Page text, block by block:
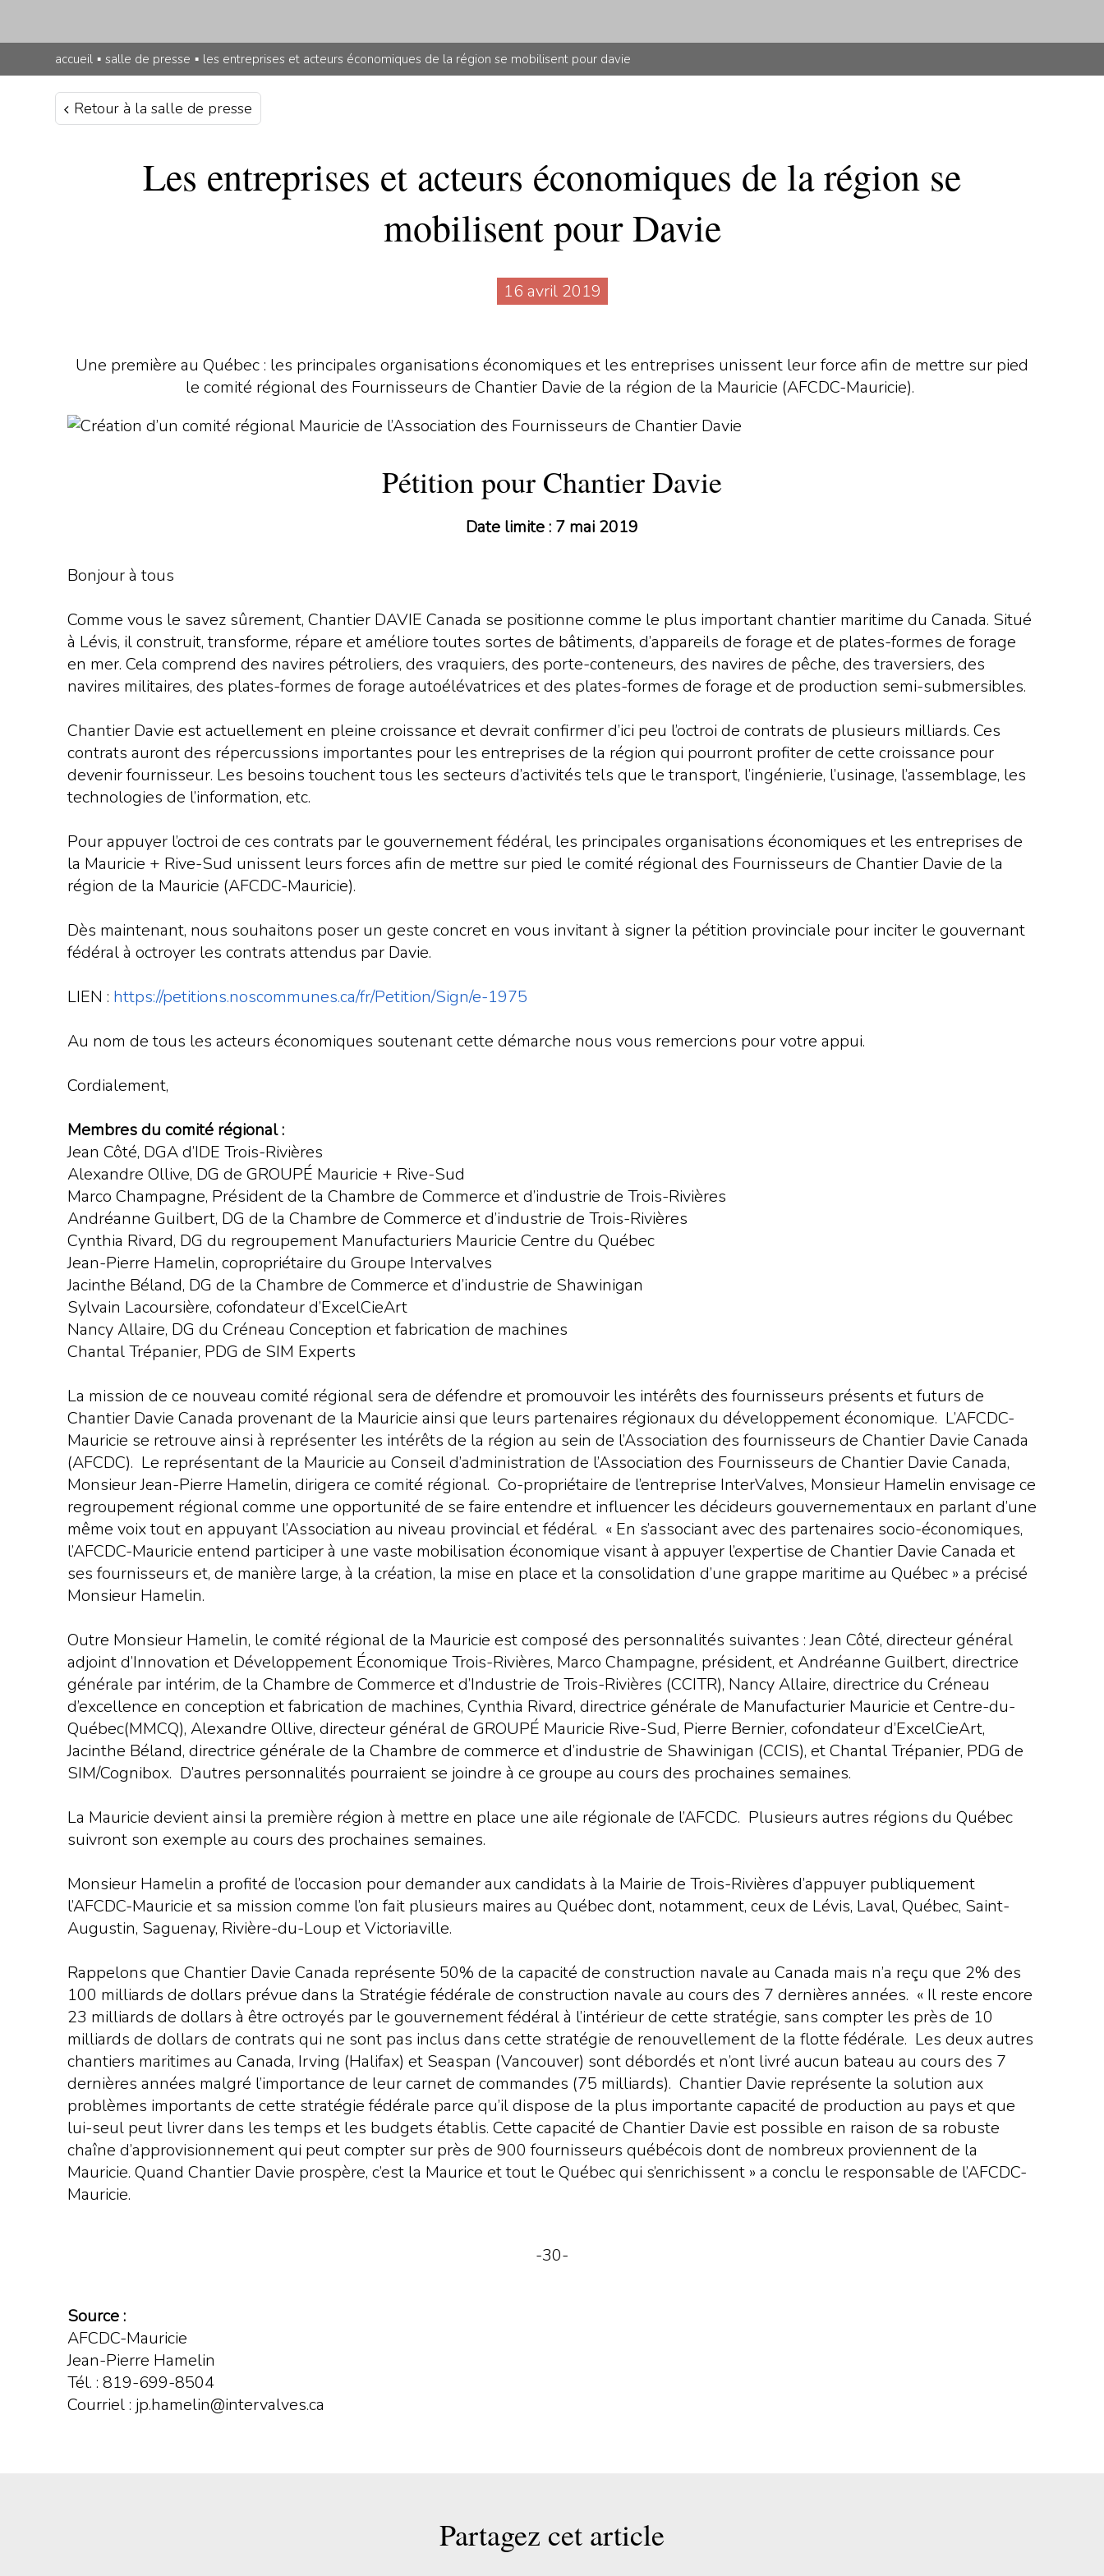
accueil ▪ salle de presse ▪ les entreprises et acteurs économiques de la région se mobilisent pour davie
Retour à la salle de presse
Les entreprises et acteurs économiques de la région se
mobilisent pour Davie
16 avril 2019
Une première au Québec : les principales organisations économiques et les entreprises unissent leur force afin de mettre sur pied
le comité régional des Fournisseurs de Chantier Davie de la région de la Mauricie (AFCDC-Mauricie).
Pétition pour Chantier Davie
Date limite : 7 mai 2019
Bonjour à tous
Comme vous le savez sûrement, Chantier DAVIE Canada se positionne comme le plus important chantier maritime du Canada. Situé
à Lévis, il construit, transforme, répare et améliore toutes sortes de bâtiments, d’appareils de forage et de plates-formes de forage
en mer. Cela comprend des navires pétroliers, des vraquiers, des porte-conteneurs, des navires de pêche, des traversiers, des
navires militaires, des plates-formes de forage autoélévatrices et des plates-formes de forage et de production semi-submersibles.
Chantier Davie est actuellement en pleine croissance et devrait confirmer d’ici peu l’octroi de contrats de plusieurs milliards. Ces
contrats auront des répercussions importantes pour les entreprises de la région qui pourront profiter de cette croissance pour
devenir fournisseur. Les besoins touchent tous les secteurs d’activités tels que le transport, l’ingénierie, l’usinage, l’assemblage, les
technologies de l’information, etc.
Pour appuyer l’octroi de ces contrats par le gouvernement fédéral, les principales organisations économiques et les entreprises de
la Mauricie + Rive-Sud unissent leurs forces afin de mettre sur pied le comité régional des Fournisseurs de Chantier Davie de la
région de la Mauricie (AFCDC-Mauricie).
Dès maintenant, nous souhaitons poser un geste concret en vous invitant à signer la pétition provinciale pour inciter le gouvernant
fédéral à octroyer les contrats attendus par Davie.
LIEN : https://petitions.noscommunes.ca/fr/Petition/Sign/e-1975
Au nom de tous les acteurs économiques soutenant cette démarche nous vous remercions pour votre appui.
Cordialement,
Membres du comité régional :
Jean Côté, DGA d’IDE Trois-Rivières
Alexandre Ollive, DG de GROUPÉ Mauricie + Rive-Sud
Marco Champagne, Président de la Chambre de Commerce et d’industrie de Trois-Rivières
Andréanne Guilbert, DG de la Chambre de Commerce et d’industrie de Trois-Rivières
Cynthia Rivard, DG du regroupement Manufacturiers Mauricie Centre du Québec
Jean-Pierre Hamelin, copropriétaire du Groupe Intervalves
Jacinthe Béland, DG de la Chambre de Commerce et d’industrie de Shawinigan
Sylvain Lacoursière, cofondateur d’ExcelCieArt
Nancy Allaire, DG du Créneau Conception et fabrication de machines
Chantal Trépanier, PDG de SIM Experts
La mission de ce nouveau comité régional sera de défendre et promouvoir les intérêts des fournisseurs présents et futurs de
Chantier Davie Canada provenant de la Mauricie ainsi que leurs partenaires régionaux du développement économique. L’AFCDC-
Mauricie se retrouve ainsi à représenter les intérêts de la région au sein de l’Association des fournisseurs de Chantier Davie Canada
(AFCDC). Le représentant de la Mauricie au Conseil d’administration de l’Association des Fournisseurs de Chantier Davie Canada,
Monsieur Jean-Pierre Hamelin, dirigera ce comité régional. Co-propriétaire de l’entreprise InterValves, Monsieur Hamelin envisage ce
regroupement régional comme une opportunité de se faire entendre et influencer les décideurs gouvernementaux en parlant d’une
même voix tout en appuyant l’Association au niveau provincial et fédéral. « En s’associant avec des partenaires socio-économiques,
l’AFCDC-Mauricie entend participer à une vaste mobilisation économique visant à appuyer l’expertise de Chantier Davie Canada et
ses fournisseurs et, de manière large, à la création, la mise en place et la consolidation d’une grappe maritime au Québec » a précisé
Monsieur Hamelin.
Outre Monsieur Hamelin, le comité régional de la Mauricie est composé des personnalités suivantes : Jean Côté, directeur général
adjoint d’Innovation et Développement Économique Trois-Rivières, Marco Champagne, président, et Andréanne Guilbert, directrice
générale par intérim, de la Chambre de Commerce et d’Industrie de Trois-Rivières (CCITR), Nancy Allaire, directrice du Créneau
d’excellence en conception et fabrication de machines, Cynthia Rivard, directrice générale de Manufacturier Mauricie et Centre-du-
Québec(MMCQ), Alexandre Ollive, directeur général de GROUPÉ Mauricie Rive-Sud, Pierre Bernier, cofondateur d’ExcelCieArt,
Jacinthe Béland, directrice générale de la Chambre de commerce et d’industrie de Shawinigan (CCIS), et Chantal Trépanier, PDG de
SIM/Cognibox. D’autres personnalités pourraient se joindre à ce groupe au cours des prochaines semaines.
La Mauricie devient ainsi la première région à mettre en place une aile régionale de l’AFCDC. Plusieurs autres régions du Québec
suivront son exemple au cours des prochaines semaines.
Monsieur Hamelin a profité de l’occasion pour demander aux candidats à la Mairie de Trois-Rivières d’appuyer publiquement
l’AFCDC-Mauricie et sa mission comme l’on fait plusieurs maires au Québec dont, notamment, ceux de Lévis, Laval, Québec, Saint-
Augustin, Saguenay, Rivière-du-Loup et Victoriaville.
Rappelons que Chantier Davie Canada représente 50% de la capacité de construction navale au Canada mais n’a reçu que 2% des
100 milliards de dollars prévue dans la Stratégie fédérale de construction navale au cours des 7 dernières années. « Il reste encore
23 milliards de dollars à être octroyés par le gouvernement fédéral à l’intérieur de cette stratégie, sans compter les près de 10
milliards de dollars de contrats qui ne sont pas inclus dans cette stratégie de renouvellement de la flotte fédérale. Les deux autres
chantiers maritimes au Canada, Irving (Halifax) et Seaspan (Vancouver) sont débordés et n’ont livré aucun bateau au cours des 7
dernières années malgré l’importance de leur carnet de commandes (75 milliards). Chantier Davie représente la solution aux
problèmes importants de cette stratégie fédérale parce qu’il dispose de la plus importante capacité de production au pays et que
lui-seul peut livrer dans les temps et les budgets établis. Cette capacité de Chantier Davie est possible en raison de sa robuste
chaîne d’approvisionnement qui peut compter sur près de 900 fournisseurs québécois dont de nombreux proviennent de la
Mauricie. Quand Chantier Davie prospère, c’est la Maurice et tout le Québec qui s’enrichissent » a conclu le responsable de l’AFCDC-
Mauricie.
-30-
Source :
AFCDC-Mauricie
Jean-Pierre Hamelin
Tél. : 819-699-8504
Courriel : jp.hamelin@intervalves.ca
Partagez cet article